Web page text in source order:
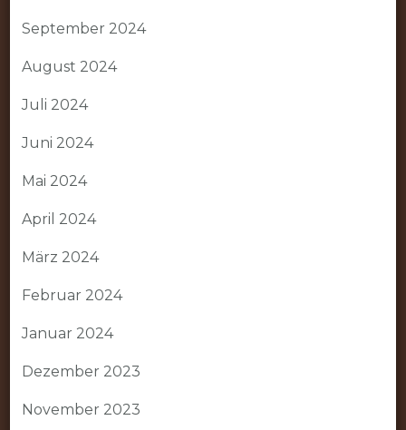
September 2024
August 2024
Juli 2024
Juni 2024
Mai 2024
April 2024
März 2024
Februar 2024
Januar 2024
Dezember 2023
November 2023